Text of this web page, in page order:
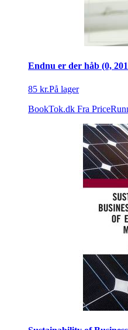
Endnu er der håb (0,
85 kr.På lager
BookTok.dk Fra